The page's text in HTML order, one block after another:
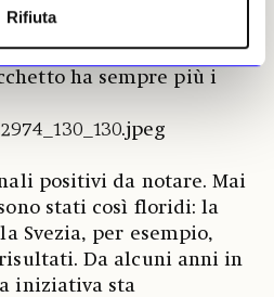
Rifiuta
la recessione non fanno
inesorabile. Il
ha sempre più i
positivi da notare. Mai
stati così floridi: la
Svezia, per esempio,
Da alcuni anni in
iniziativa sta